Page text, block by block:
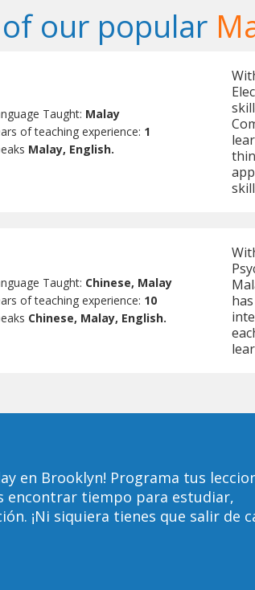
our popular
Taught: Malay
of teaching experience: 1
Malay, English.
Taught: Chinese, Malay
of teaching experience: 10
Chinese, Malay, English.
en Brooklyn! Programa tus
encontrar tiempo para estudiar,
¡Ni siquiera tienes que salir de